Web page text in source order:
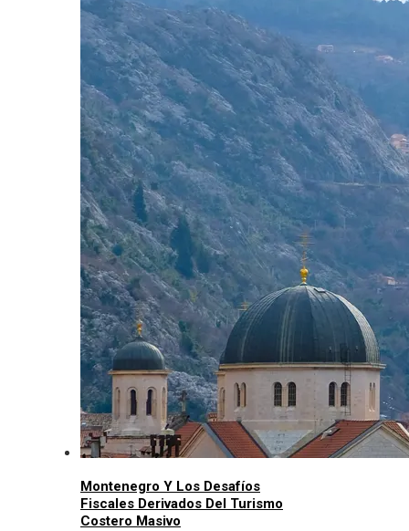
Montenegro Y Los Desafíos
Fiscales Derivados Del Turismo
Costero Masivo